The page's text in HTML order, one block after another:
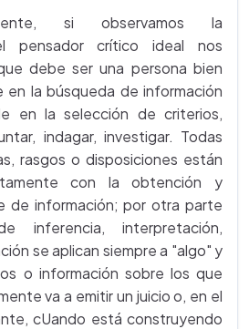
si observamos la
pensador crítico ideal nos
debe ser una persona bien
en la búsqueda de información
en la selección de criterios,
indagar, investigar. Todas
rasgos o disposiciones están
con la obtención y
de información; por otra parte
inferencia, interpretación,
se aplican siempre a "algo" y
o información sobre los que
va a emitir un juicio o, en el
cUando está construyendo